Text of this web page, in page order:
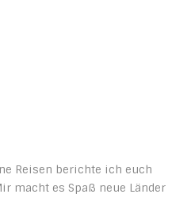
Reisen berichte ich euch
macht es Spaß neue Länder